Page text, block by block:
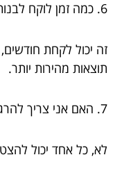
6. כמה זמן לוקח לבנות קהל עוקבים?
זה יכול לקחת
תוצאות מהירות יותר.
7. האם אני צריך להרגיש מקצועי כדי לפתוח בלוג?
לא, כל אחד יכול